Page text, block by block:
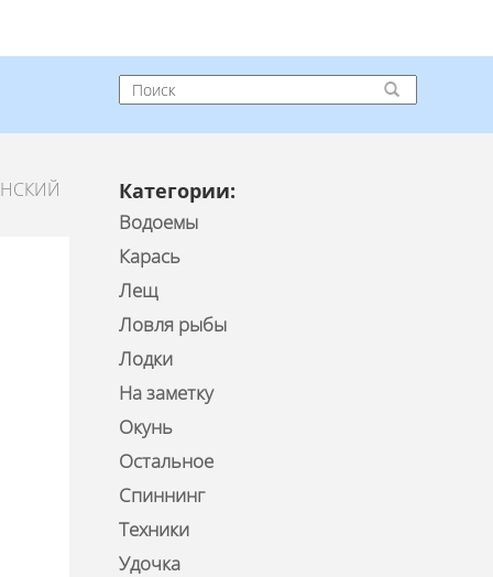
Категории:
Водоемы
Карась
Лещ
Ловля рыбы
Лодки
На заметку
Окунь
Остальное
Спиннинг
Техники
Удочка